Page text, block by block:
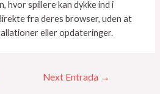
hvor spillere kan dykke ind i
fra deres browser, uden at
eller opdateringer.
Next Entrada →